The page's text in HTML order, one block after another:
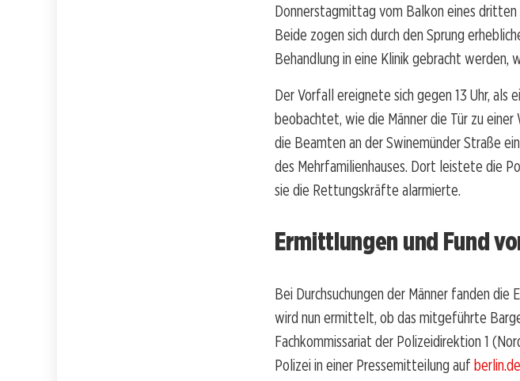
Donnerstagmittag vom Balkon eines
Beide zogen sich durch den Sprung
Behandlung in eine Klinik gebracht werden,
Der Vorfall ereignete sich gegen 13 Uhr,
beobachtet, wie die Männer die Tür zu einer
die Beamten an der Swinemünder Straße
des Mehrfamilienhauses. Dort leistete die
sie die Rettungskräfte alarmierte.
Ermittlungen und Fund
Bei Durchsuchungen der Männer fanden
wird nun ermittelt, ob das mitgeführte
Fachkommissariat der Polizeidirektion 1
Polizei in einer Pressemitteilung auf berlin.de